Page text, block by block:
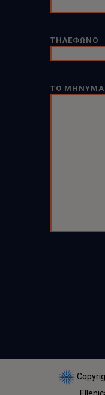
ΤΗΛΕΦΩΝΟ
ΤΟ ΜΗΝΥΜΑ